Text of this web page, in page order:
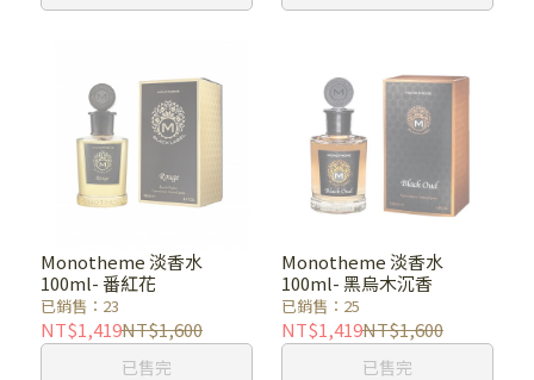
Monotheme 淡香水
100ml- 番紅花
已銷售：23
NT$1,419NT$1,600
已售完
Monotheme 淡香水
100ml- 黑烏木沉香
已銷售：25
NT$1,419NT$1,600
已售完